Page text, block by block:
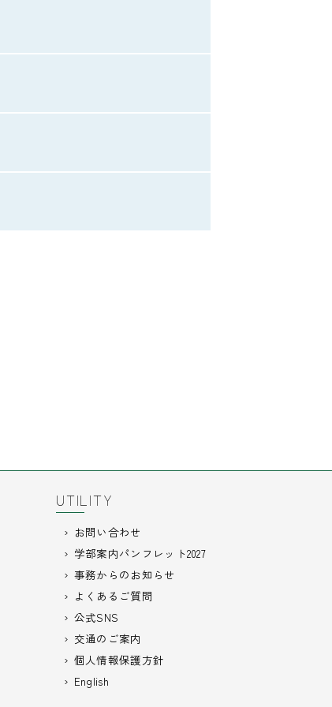
UTILITY
お問い合わせ
学部案内パンフレット2027
事務からのお知らせ
よくあるご質問
公式SNS
交通のご案内
個人情報保護方針
English